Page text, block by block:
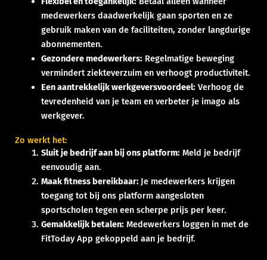
medewerkers daadwerkelijk gaan sporten en ze
gebruik maken van de faciliteiten, zonder langdurige
abonnementen.
Gezondere medewerkers: Regelmatige beweging
vermindert ziekteverzuim en verhoogt productiviteit.
Een aantrekkelijk werkgeversvoordeel: Verhoog de
tevredenheid van je team en verbeter je imago als
werkgever.
Zo werkt het:
Sluit je bedrijf aan bij ons platform: Meld je bedrijf
eenvoudig aan.
Maak fitness bereikbaar: Je medewerkers krijgen
toegang tot bij ons platform aangesloten
sportscholen tegen een scherpe prijs per keer.
Gemakkelijk betalen: Medewerkers loggen in met de
FitToday App gekoppeld aan je bedrijf.